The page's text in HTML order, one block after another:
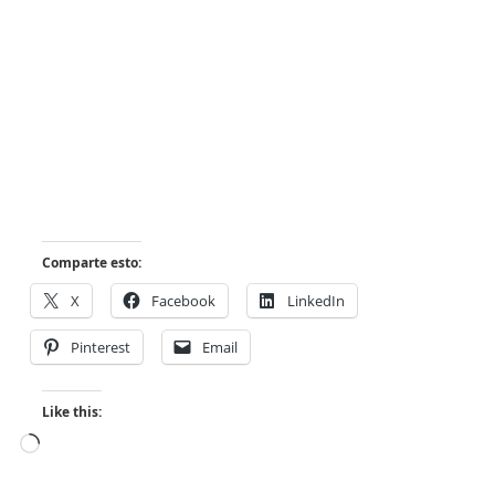
Comparte esto:
X Facebook LinkedIn
Pinterest Email
Like this: